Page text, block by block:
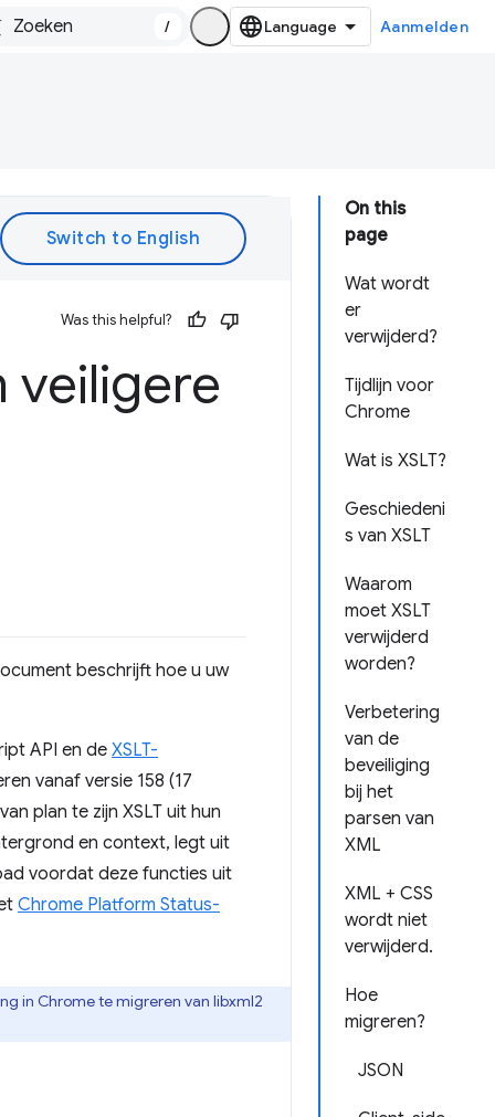
/ Aanmelden
On this
page
Wat wordt
er
verwijderd?
Tijdlijn voor
Chrome
Wat is XSLT?
Geschiedeni
s van XSLT
Waarom
moet XSLT
verwijderd
worden?
Verbetering
van de
beveiliging
bij het
parsen van
XML
XML + CSS
wordt niet
verwijderd.
Hoe
migreren?
JSON
Was this helpful?
veiligere
beschrijft hoe u uw
API en de XSLT-
vanaf versie 158 (17
plan te zijn XSLT uit hun
en context, legt uit
voordat deze functies uit
Chrome Platform Status-
in Chrome te migreren van libxml2